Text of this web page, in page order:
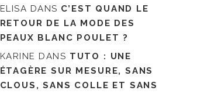
ELISA DANS C’EST QUAND LE
RETOUR DE LA MODE DES
PEAUX BLANC POULET ?
KARINE DANS TUTO : UNE
ÉTAGÈRE SUR MESURE, SANS
CLOUS, SANS COLLE ET SANS